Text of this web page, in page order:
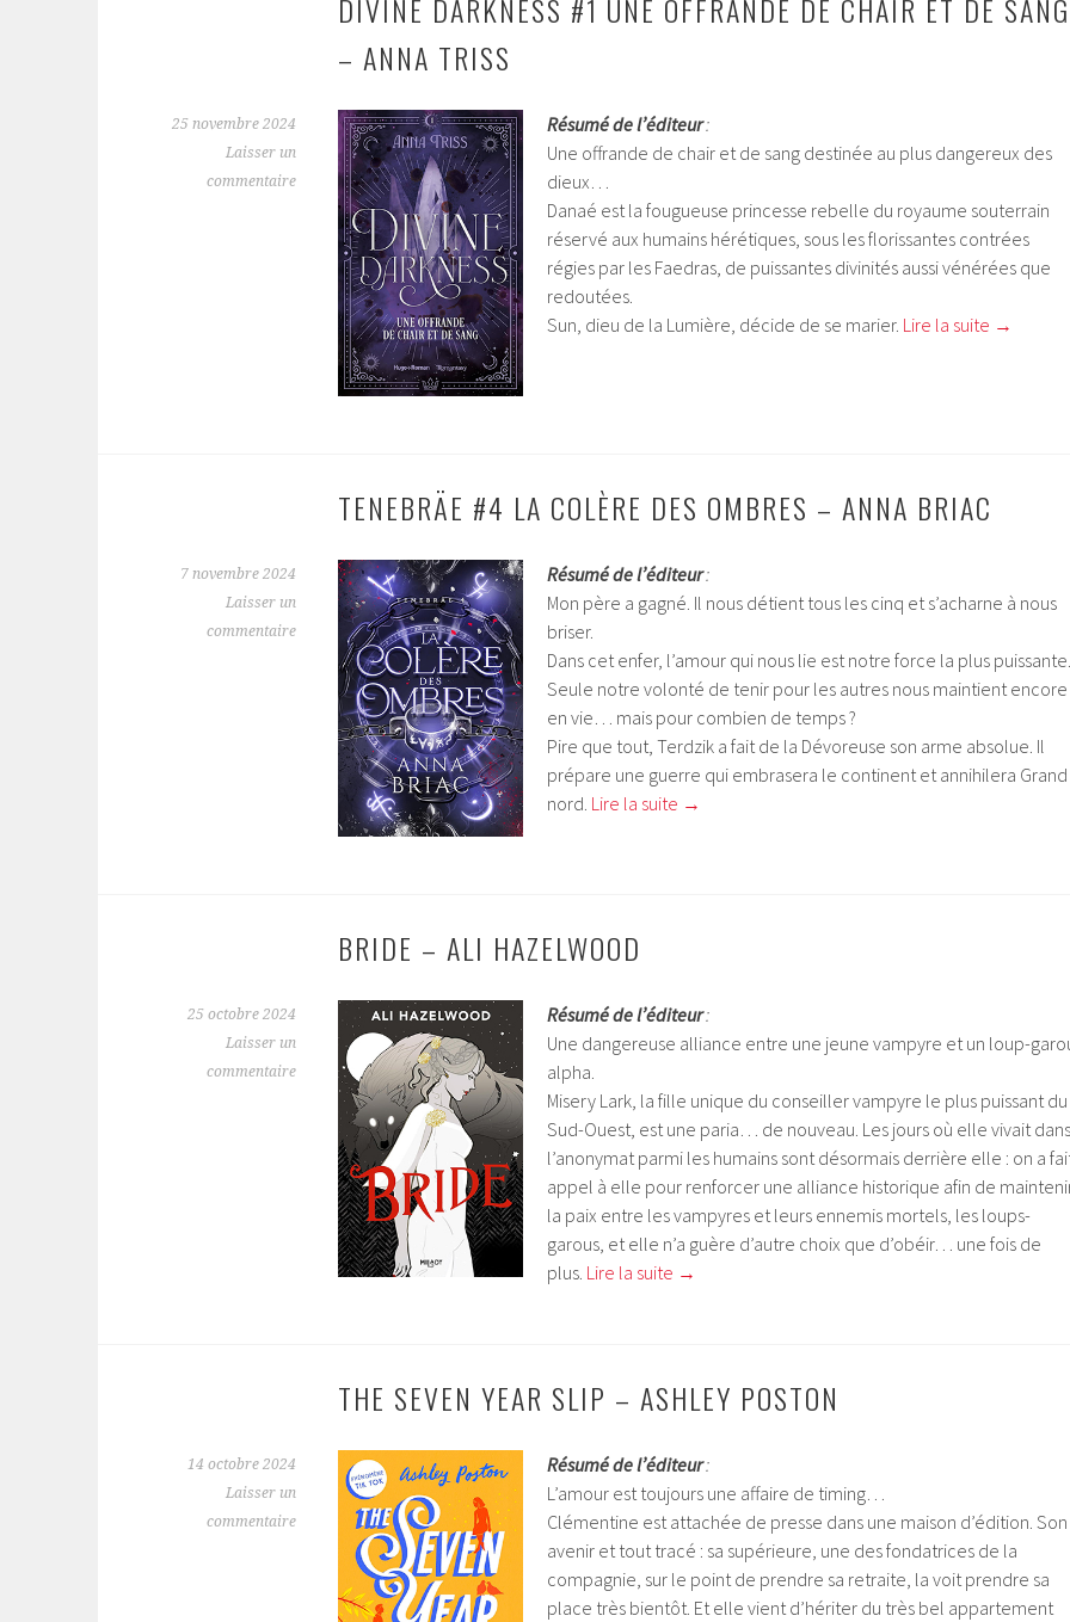
DIVINE DARKNESS #1 UNE OFFRANDE DE CHAIR ET DE SANG
– ANNA TRISS
25 novembre 2024
Laisser un
commentaire
Résumé de l’éditeur:
Une offrande de chair et de sang destinée au plus dangereux des
dieux…
Danaé est la fougueuse princesse rebelle du royaume souterrain
réservé aux humains hérétiques, sous les florissantes contrées
régies par les Faedras, de puissantes divinités aussi vénérées que
redoutées.
Sun, dieu de la Lumière, décide de se marier. Lire la suite →
TENEBRÄE #4 LA COLÈRE DES OMBRES – ANNA BRIAC
7 novembre 2024
Laisser un
commentaire
Résumé de l’éditeur:
Mon père a gagné. Il nous détient tous les cinq et s’acharne à nous
briser.
Dans cet enfer, l’amour qui nous lie est notre force la plus puissante.
Seule notre volonté de tenir pour les autres nous maintient encore
en vie… mais pour combien de temps ?
Pire que tout, Terdzik a fait de la Dévoreuse son arme absolue. Il
prépare une guerre qui embrasera le continent et annihilera Grand
nord. Lire la suite →
BRIDE – ALI HAZELWOOD
25 octobre 2024
Laisser un
commentaire
Résumé de l’éditeur:
Une dangereuse alliance entre une jeune vampyre et un loup-
alpha.
Misery Lark, la fille unique du conseiller vampyre le plus puissant du
Sud-Ouest, est une paria… de nouveau. Les jours où elle vivait dans
l’anonymat parmi les humains sont désormais derrière elle : on a
appel à elle pour renforcer une alliance historique afin de
la paix entre les vampyres et leurs ennemis mortels, les loups-
garous, et elle n’a guère d’autre choix que d’obéir… une fois de
plus. Lire la suite →
THE SEVEN YEAR SLIP – ASHLEY POSTON
14 octobre 2024
Laisser un
commentaire
Résumé de l’éditeur:
L’amour est toujours une affaire de timing…
Clémentine est attachée de presse dans une maison d’édition. Son
avenir et tout tracé : sa supérieure, une des fondatrices de la
compagnie, sur le point de prendre sa retraite, la voit prendre sa
place très bientôt. Et elle vient d’hériter du très bel appartement